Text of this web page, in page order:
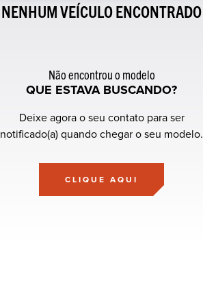
NENHUM VEÍCULO ENCONTRADO
Não encontrou o modelo
QUE ESTAVA BUSCANDO?
Deixe agora o seu contato para ser
notificado(a) quando chegar o seu modelo.
CLIQUE AQUI